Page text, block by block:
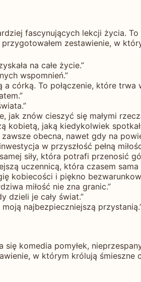
fascynujących lekcji życia.
zestawienie, w
na całe życie.”
wspomnień.”
córką. To połączenie, które trwa
jak znów cieszyć się małymi
kobietą, jaką kiedykolwiek
obecna, nawet gdy na
w przyszłość pełną
siły, która potrafi przenosić
uczennicą, która czasem sama
kobiecości i piękno
miłość nie zna granic.”
dzieli je cały świat.”
najbezpieczniejszą
komedia pomyłek,
w którym królują